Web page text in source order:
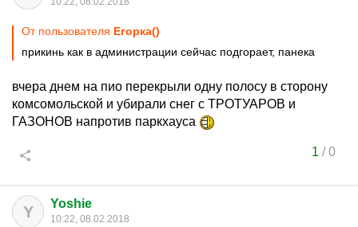
От пользователя Егорка()
прикинь как в администрации сейчас подгорает, панека
вчера днем на пио перекрыли одну полосу в сторону
комсомольской и убирали снег с ТРОТУАРОВ и
ГАЗОНОВ напротив паркхауса
1 /0
Y Yoshie
10:22, 08.02.2018